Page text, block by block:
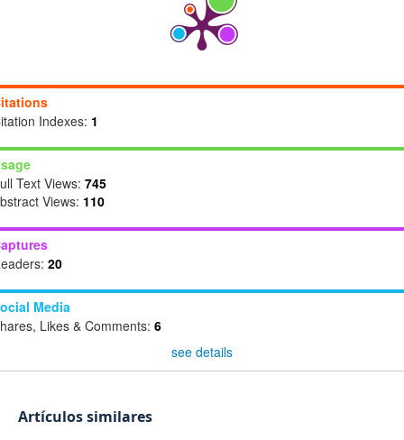
Indexes: 1
Text Views: 745
Views: 110
20
Media
Likes & Comments: 6
see details
Artículos similares